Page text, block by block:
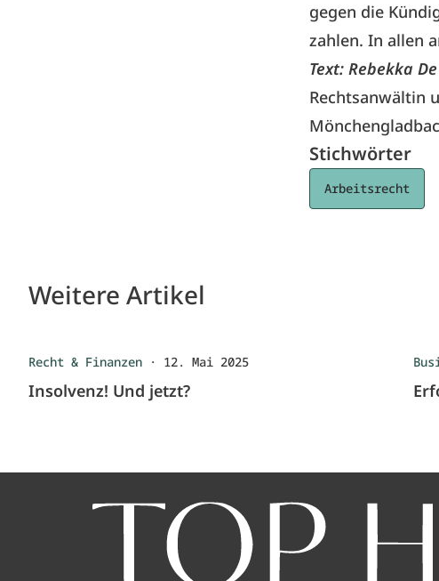
gegen die
zahlen. In allen
Text: Rebekka
Rechtsanwältin
Stichwörter
Arbeitsrecht
Weitere Artikel
Recht & Finanzen · 12. Mai 2025
Insolvenz! Und jetzt?